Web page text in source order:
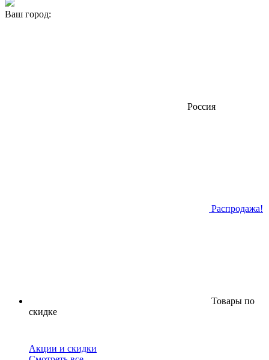
Ваш город:
Россия
Распродажа!
Товары по
скидке
Акции и скидки